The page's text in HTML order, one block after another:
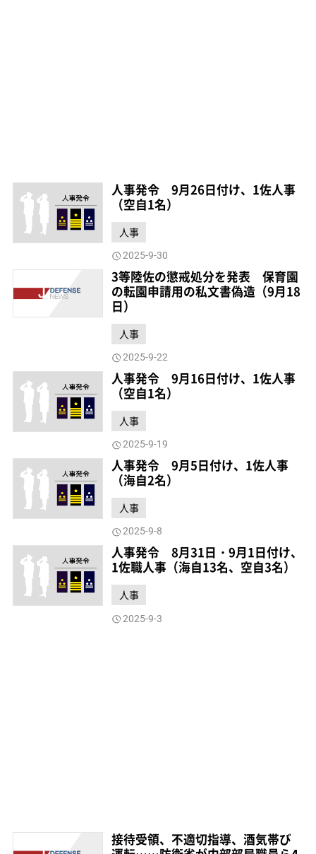
人事発令 9月26日付け、1佐人事
（空自1名）
人事
2025-9-30
3等陸佐の懲戒処分を発表 保育園
の転園申請用の私文書偽造（9月18
日）
人事
2025-9-22
人事発令 9月16日付け、1佐人事
（空自1名）
人事
2025-9-19
人事発令 9月5日付け、1佐人事
（海自2名）
人事
2025-9-8
人事発令 8月31日・9月1日付け、
1佐職人事（海自13名、空自3名）
人事
2025-9-3
接待受領、不適切指導、酒気帯び